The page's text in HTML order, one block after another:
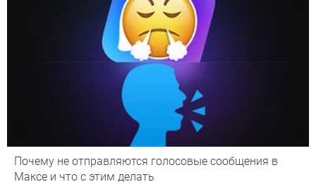
Почему не отправляются голосовые сообщения в
Максе и что с этим делать